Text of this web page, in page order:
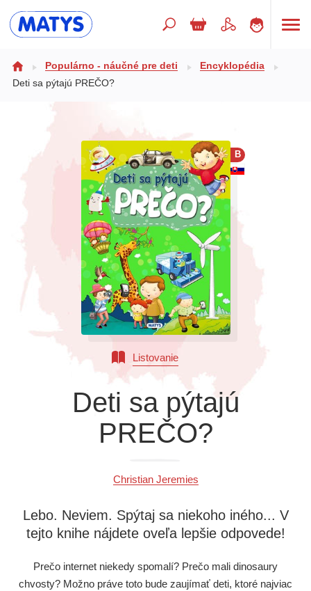
Doplnkový sortiment
Populárno - náučné pre deti
Výchova a pedagogika
Všetky kategórie
Populárno - náučné pre deti
Encyklopédia
Deti sa pýtajú PREČO?
B
Listovanie
Deti sa pýtajú
PREČO?
Christian Jeremies
Lebo. Neviem. Spýtaj sa niekoho iného... V
tejto knihe nájdete oveľa lepšie odpovede!
Prečo internet niekedy spomalí? Prečo mali dinosaury
chvosty? Možno práve toto bude zaujímať deti, ktoré najviac